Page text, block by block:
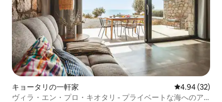
キョータリの一軒家 レビュー32
4.94 (32)
ヴィラ・エン・プロ・キオタリ - プライベートな海へのア